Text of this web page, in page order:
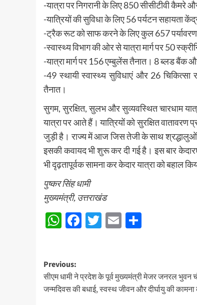
-यात्रा पर निगरानी के लिए 850 सीसीटीवी कैमरे
-यात्रियों की सुविधा के लिए 56 पर्यटन सहायता
-ट्रैक रूट को साफ करने के लिए कुल 657 पर्यावरण
-स्वास्थ्य विभाग की ओर से यात्रा मार्ग पर 50
-यात्रा मार्ग पर 156 एम्बुलेंस तैनात। 8 ब्लड बैंक
-49 स्थायी स्वास्थ्य सुविधाएं और 26
तैनात।
सुगम, सुरक्षित, सुलभ और सुव्यवस्थित चारधाम
यात्रा पर आते हैं। यात्रियों को सुरक्षित वातावरण
जुड़ी है। राज्य में आज जिस तेजी के साथ श्रद्धालुओं
इसकी कवायद भी शुरू कर दी गई है। इस बार
भी दृढ़तापूर्वक सामना कर केदार यात्रा को बहाल
पुष्कर सिंह धामी
मुख्यमंत्री, उत्तराखंड
WhatsApp
Facebook
Twitter
Email
Post
navigation
Previous:
सीएम धामी ने प्रदेश के पूर्व मुख्यमंत्री मेजर जनरल भुवन
जन्मदिवस की बधाई, स्वस्थ जीवन और दीर्घायु की कामना